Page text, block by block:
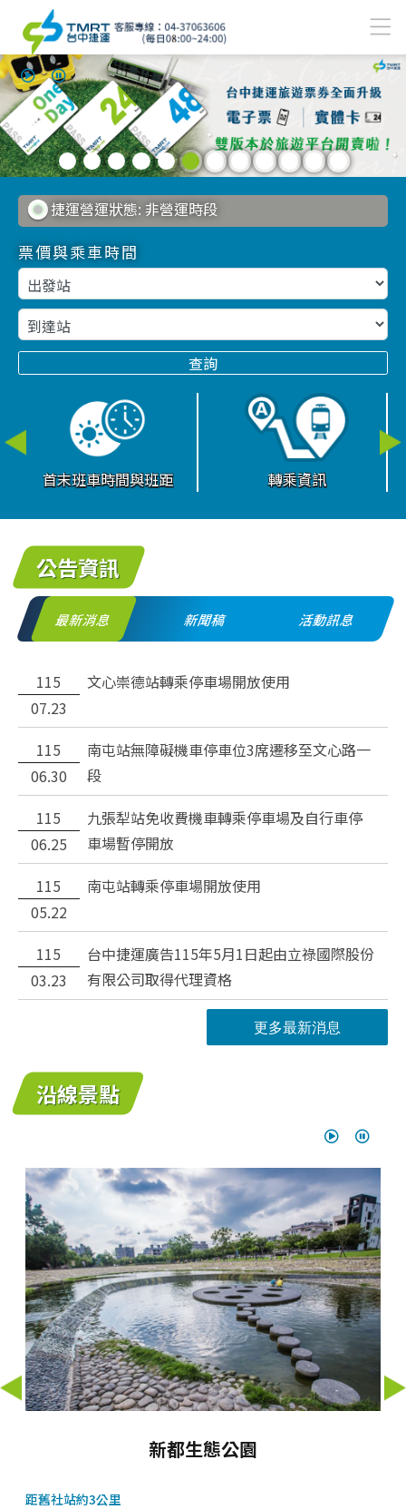
可用滑鼠/手勢左右滑動，也可用左右方向鍵切換。
主要內容區塊
捷運營運狀態: 非營運時段
票價與乘車時間
查詢
首末班車時間與班距 轉乘資訊
公告資訊
最新消息 新聞稿 活動訊息
目前顯示：最新消息
115
07.23
文心崇德站轉乘停車場開放使用
115
06.30
南屯站無障礙機車停車位3席遷移至文心路一
段
115
06.25
九張犁站免收費機車轉乘停車場及自行車停
車場暫停開放
115
05.22
南屯站轉乘停車場開放使用
115
03.23
台中捷運廣告115年5月1日起由立祿國際股份
有限公司取得代理資格
更多最新消息
沿線景點
新都生態公園
距舊社站約3公里